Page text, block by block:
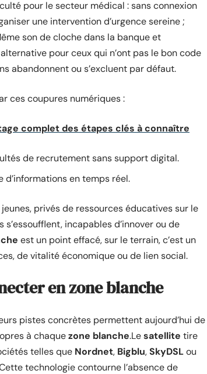
pour le secteur médical : sans connexion
une intervention d’urgence sereine ;
son de cloche dans la banque et
pour ceux qui n’ont pas le bon code
abandonnent ou s’excluent par défaut.
ces coupures numériques :
complet des étapes clés à connaître
de recrutement sans support digital.
en temps réel.
privés de ressources éducatives sur le
incapables d’innover ou de
est un point effacé, sur le terrain, c’est un
de vitalité économique ou de lien social.
en zone blanche
pistes concrètes permettent aujourd’hui de
à chaquezone blanche.Lesatellite tire
telles que Nordnet, Bigblu,SkyDSLou
technologie contourne l’absence de